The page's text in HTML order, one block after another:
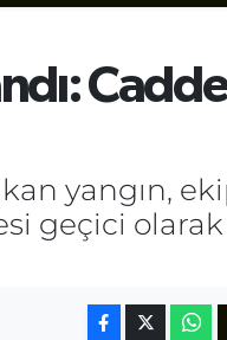
yangın,
geçici